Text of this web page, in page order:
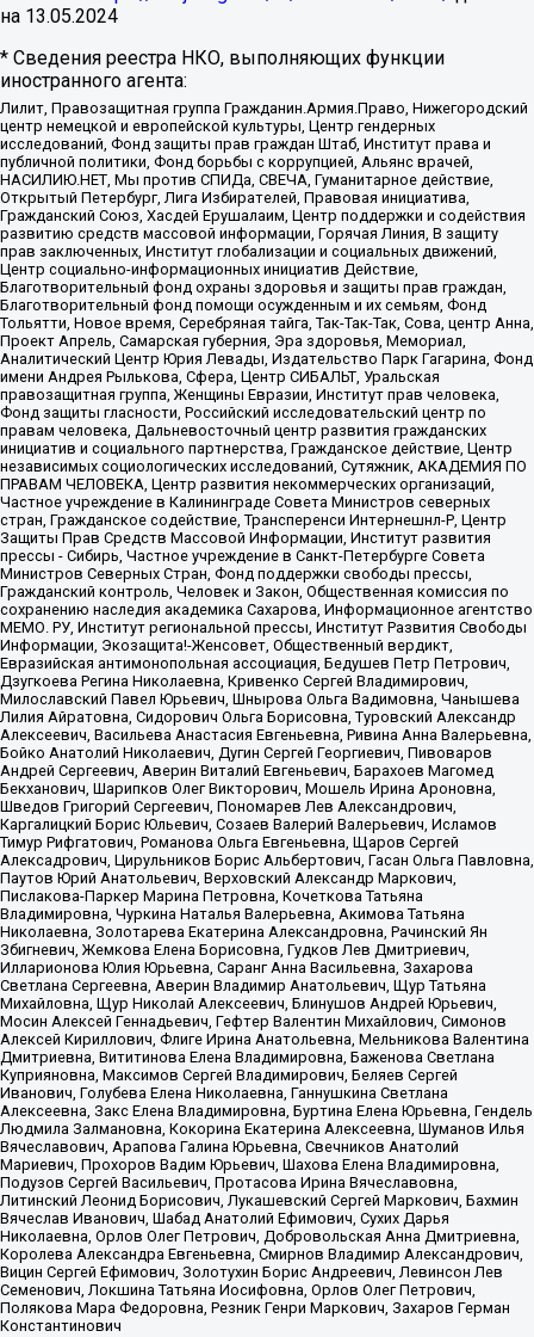
на 13.05.2024
* Сведения реестра НКО, выполняющих функции
иностранного агента:
Лилит, Правозащитная группа Гражданин.Армия.Право, Нижегородский
центр немецкой и европейской культуры, Центр гендерных
исследований, Фонд защиты прав граждан Штаб, Институт права и
публичной политики, Фонд борьбы с коррупцией, Альянс врачей,
НАСИЛИЮ.НЕТ, Мы против СПИДа, СВЕЧА, Гуманитарное действие,
Открытый Петербург, Лига Избирателей, Правовая инициатива,
Гражданский Союз, Хасдей Ерушалаим, Центр поддержки и содействия
развитию средств массовой информации, Горячая Линия, В защиту
прав заключенных, Институт глобализации и социальных движений,
Центр социально-информационных инициатив Действие,
Благотворительный фонд охраны здоровья и защиты прав граждан,
Благотворительный фонд помощи осужденным и их семьям, Фонд
Тольятти, Новое время, Серебряная тайга, Так-Так-Так, Сова, центр Анна,
Проект Апрель, Самарская губерния, Эра здоровья, Мемориал,
Аналитический Центр Юрия Левады, Издательство Парк Гагарина, Фонд
имени Андрея Рылькова, Сфера, Центр СИБАЛЬТ, Уральская
правозащитная группа, Женщины Евразии, Институт прав человека,
Фонд защиты гласности, Российский исследовательский центр по
правам человека, Дальневосточный центр развития гражданских
инициатив и социального партнерства, Гражданское действие, Центр
независимых социологических исследований, Сутяжник, АКАДЕМИЯ ПО
ПРАВАМ ЧЕЛОВЕКА, Центр развития некоммерческих организаций,
Частное учреждение в Калининграде Совета Министров северных
стран, Гражданское содействие, Трансперенси Интернешнл-Р, Центр
Защиты Прав Средств Массовой Информации, Институт развития
прессы - Сибирь, Частное учреждение в Санкт-Петербурге Совета
Министров Северных Стран, Фонд поддержки свободы прессы,
Гражданский контроль, Человек и Закон, Общественная комиссия по
сохранению наследия академика Сахарова, Информационное агентство
МЕМО. РУ, Институт региональной прессы, Институт Развития Свободы
Информации, Экозащита!-Женсовет, Общественный вердикт,
Евразийская антимонопольная ассоциация, Бедушев Петр Петрович,
Дзугкоева Регина Николаевна, Кривенко Сергей Владимирович,
Милославский Павел Юрьевич, Шнырова Ольга Вадимовна, Чанышева
Лилия Айратовна, Сидорович Ольга Борисовна, Туровский Александр
Алексеевич, Васильева Анастасия Евгеньевна, Ривина Анна Валерьевна,
Бойко Анатолий Николаевич, Дугин Сергей Георгиевич, Пивоваров
Андрей Сергеевич, Аверин Виталий Евгеньевич, Барахоев Магомед
Бекханович, Шарипков Олег Викторович, Мошель Ирина Ароновна,
Шведов Григорий Сергеевич, Пономарев Лев Александрович,
Каргалицкий Борис Юльевич, Созаев Валерий Валерьевич, Исламов
Тимур Рифгатович, Романова Ольга Евгеньевна, Щаров Сергей
Алексадрович, Цирульников Борис Альбертович, Гасан Ольга Павловна,
Паутов Юрий Анатольевич, Верховский Александр Маркович,
Пислакова-Паркер Марина Петровна, Кочеткова Татьяна
Владимировна, Чуркина Наталья Валерьевна, Акимова Татьяна
Николаевна, Золотарева Екатерина Александровна, Рачинский Ян
Збигневич, Жемкова Елена Борисовна, Гудков Лев Дмитриевич,
Илларионова Юлия Юрьевна, Саранг Анна Васильевна, Захарова
Светлана Сергеевна, Аверин Владимир Анатольевич, Щур Татьяна
Михайловна, Щур Николай Алексеевич, Блинушов Андрей Юрьевич,
Мосин Алексей Геннадьевич, Гефтер Валентин Михайлович, Симонов
Алексей Кириллович, Флиге Ирина Анатольевна, Мельникова Валентина
Дмитриевна, Вититинова Елена Владимировна, Баженова Светлана
Куприяновна, Максимов Сергей Владимирович, Беляев Сергей
Иванович, Голубева Елена Николаевна, Ганнушкина Светлана
Алексеевна, Закс Елена Владимировна, Буртина Елена Юрьевна, Гендель
Людмила Залмановна, Кокорина Екатерина Алексеевна, Шуманов Илья
Вячеславович, Арапова Галина Юрьевна, Свечников Анатолий
Мариевич, Прохоров Вадим Юрьевич, Шахова Елена Владимировна,
Подузов Сергей Васильевич, Протасова Ирина Вячеславовна,
Литинский Леонид Борисович, Лукашевский Сергей Маркович, Бахмин
Вячеслав Иванович, Шабад Анатолий Ефимович, Сухих Дарья
Николаевна, Орлов Олег Петрович, Добровольская Анна Дмитриевна,
Королева Александра Евгеньевна, Смирнов Владимир Александрович,
Вицин Сергей Ефимович, Золотухин Борис Андреевич, Левинсон Лев
Семенович, Локшина Татьяна Иосифовна, Орлов Олег Петрович,
Полякова Мара Федоровна, Резник Генри Маркович, Захаров Герман
Константинович